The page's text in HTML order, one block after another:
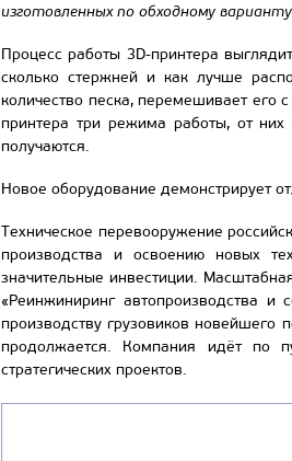
изготовленных по обходному
Процесс работы 3D-принтера
сколько стержней и как лучше
количество песка, перемешивает его
принтера три режима работы, от
получаются.
Новое оборудование демонстрирует
Техническое перевооружение
производства и освоению новых
значительные инвестиции.
«Реинжиниринг автопроизводства
производству грузовиков
продолжается. Компания идёт по
стратегических проектов.